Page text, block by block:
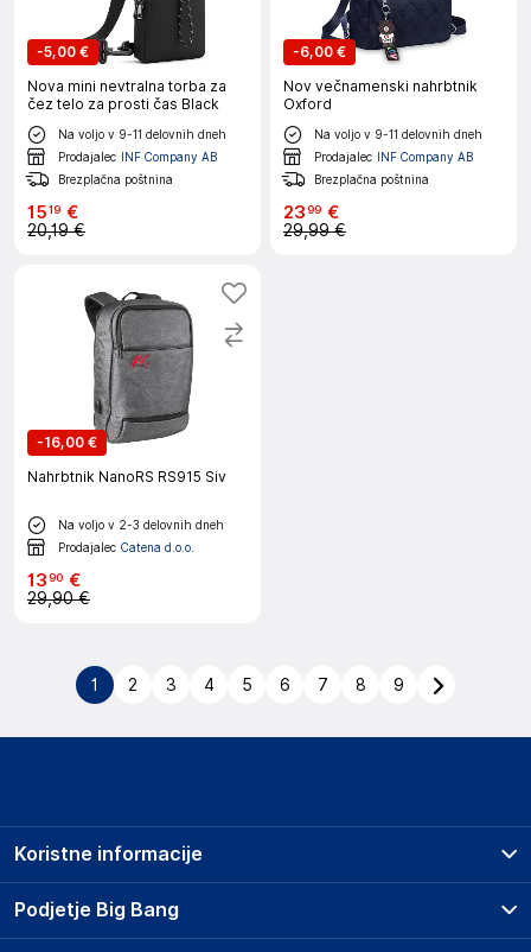
-5,00 €
Nova mini nevtralna torba za
čez telo za prosti čas Black
Na voljo v 9-11 delovnih dneh
Prodajalec INF Company AB
Brezplačna poštnina
1519 €
20,19 €
-6,00 €
Nov večnamenski nahrbtnik
Oxford
Na voljo v 9-11 delovnih dneh
Prodajalec INF Company AB
Brezplačna poštnina
2399 €
29,99 €
-16,00 €
Nahrbtnik NanoRS RS915 Siv
Na voljo v 2-3 delovnih dneh
Prodajalec Catena d.o.o.
1390 €
29,90 €
1 2 3 4 5 6 7 8 9
Podjetje Big Bang
Koristne informacije
Prodajna mesta